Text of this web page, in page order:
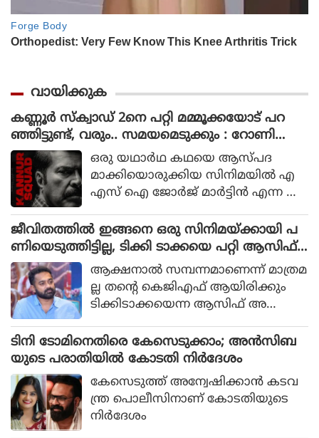
വായിക്കുക
കണ്ണൂർ സ്ക്വാഡ് 2നെ പറ്റി മമ്മൂക്കയോട് പറ
ഞ്ഞിട്ടുണ്ട്, വരും.. സമയമെടുക്കും : റോണി
ഡേവിഡ്
ഒരു യഥാര്‍ഥ കഥയെ ആസ്പദ
മാക്കിയൊരുക്കിയ സിനിമയില്‍ എ
എസ് ഐ ജോര്‍ജ് മാര്‍ട്ടിന്‍ എന്ന ക
ഥാപാത്രമായാണ് മമ്മൂട്ടി എത്തിയത്.
ഒരു കുറ്റവാളിയെ പിടികൂടാനായി ഉ
ത്തരേന്ത്യന്‍ സംസ്ഥാനങ്ങളിലേക്ക്
യാത്ര തിരിക്കുന്ന പോലീസ് സംഘ
ത്തിന്റെ കഥയായിരുന്നു 2023ല്‍ പുറ
ത്തിറങ്ങിയ സിനിമ പറഞ്ഞത്.
ജീവിതത്തിൽ ഇങ്ങനെ ഒരു സിനിമയ്ക്കായി പ
ണിയെടുത്തിട്ടില്ല, ടിക്കി ടാക്കയെ പറ്റി ആസിഫ്
അലി
ആക്ഷനാല്‍ സമ്പന്നമാണെന്ന് മാത്രമ
ല്ല തന്റെ കെജിഎഫ് ആയിരിക്കും
ടിക്കിടാക്കയെന്ന ആസിഫ് അ
ലിയുടെ തുറന്നുപറയലും ഒപ്പം വി എ
സ് രോഹിത്- ആസിഫ് അലി
കൂട്ടുക്കെട്ടിലുള്ള വിശ്വാസവും സിനിമ
യ്ക്ക് വലിയ ഹൈപ്പ് നല്‍കിയിട്ടുണ്ട്.
ടിനി ടോമിനെതിരെ കേസെടുക്കാം; അൻസിബ
യുടെ പരാതിയിൽ കോടതി നിർദേശം
കേസെടുത്ത് അന്വേഷിക്കാൻ കടവ
ന്ത്ര പൊലീസിനാണ് കോടതിയുടെ
നിർദേശം